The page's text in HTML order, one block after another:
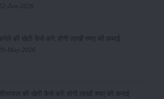
22-Jun-2026
करेले की खेती कैसे करें: होगी लाखों रुपए की कमाई
29-May-2026
सीताफल की खेती कैसे करें: होगी लाखों रुपए की कमाई